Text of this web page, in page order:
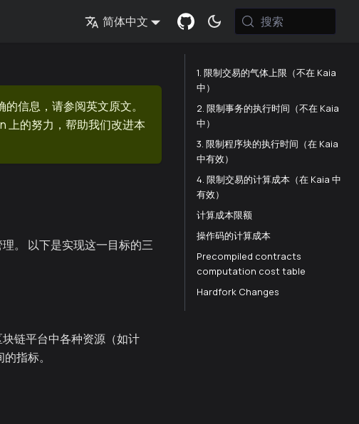
简体中文 搜索
信息，请参阅英文原文。
上的努力，帮助我们改进本
。 以下是实现这一目标的三
链平台中各种资源（如计
指标。
1. 限制交易的气体上限（不在 Kaia
中）
2. 限制事务的执行时间（不在 Kaia
中）
3. 限制程序块的执行时间（在 Kaia
中有效）
4. 限制交易的计算成本（在 Kaia 中
有效）
计算成本限额
操作码的计算成本
Precompiled contracts
computation cost table
Hardfork Changes